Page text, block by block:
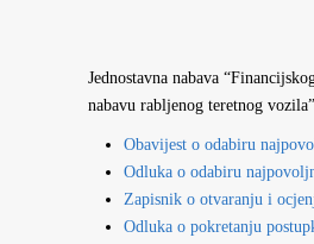
Jednostavna nabava
nabavu rabljenog teretnog vozila”
Obavijest o odabiru
Odluka o odabiru
Zapisnik o otvaranju i
Odluka o pokretanju